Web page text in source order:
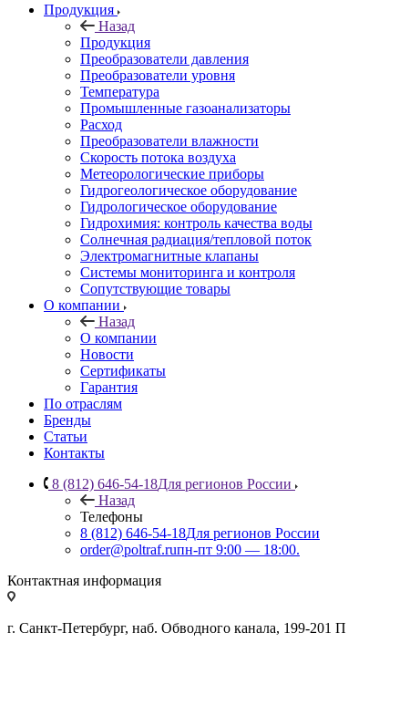
Продукция
Назад
Продукция
Преобразователи давления
Преобразователи уровня
Температура
Промышленные газоанализаторы
Расход
Преобразователи влажности
Скорость потока воздуха
Метеорологические приборы
Гидрогеологическое оборудование
Гидрологическое оборудование
Гидрохимия: контроль качества воды
Солнечная радиация/тепловой поток
Электромагнитные клапаны
Системы мониторинга и контроля
Сопутствующие товары
О компании
Назад
О компании
Новости
Сертификаты
Гарантия
По отраслям
Бренды
Статьи
Контакты
8 (812) 646-54-18Для регионов России
Назад
Телефоны
8 (812) 646-54-18Для регионов России
order@poltraf.ruпн-пт 9:00 — 18:00.
Контактная информация
г. Санкт-Петербург, наб. Обводного канала, 199-201 П